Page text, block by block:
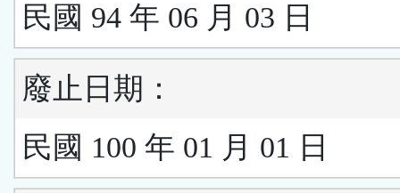
民國 94 年 06 月 03 日
廢止日期：
民國 100 年 01 月 01 日